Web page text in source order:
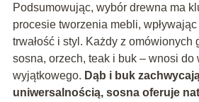
Podsumowując, wybór drewna ma
procesie tworzenia mebli,
trwałość i styl. Każdy z omówionych
sosna, orzech, teak i buk – wnosi do
wyjątkowego. Dąb i buk
uniwersalnością, sosna oferuje